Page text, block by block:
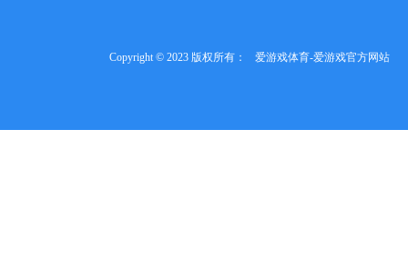
Copyright © 2023 版权所有： 爱游戏体育-爱游戏官方网站